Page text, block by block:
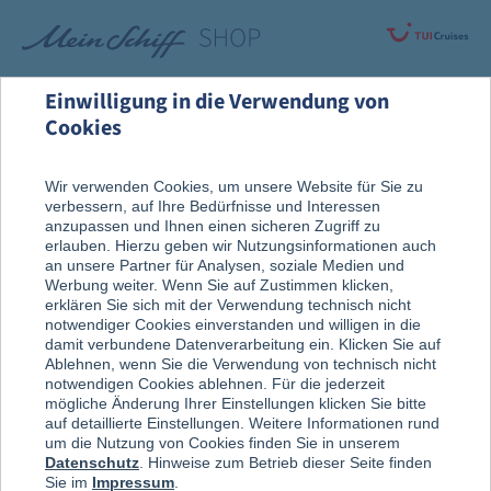
Alle Produkte
Einwilligung in die Verwendung von
Cookies
Wir verwenden Cookies, um unsere Website für Sie zu
verbessern, auf Ihre Bedürfnisse und Interessen
anzupassen und Ihnen einen sicheren Zugriff zu
erlauben. Hierzu geben wir Nutzungsinformationen auch
an unsere Partner für Analysen, soziale Medien und
Werbung weiter. Wenn Sie auf Zustimmen klicken,
erklären Sie sich mit der Verwendung technisch nicht
notwendiger Cookies einverstanden und willigen in die
damit verbundene Datenverarbeitung ein. Klicken Sie auf
Ablehnen, wenn Sie die Verwendung von technisch nicht
notwendigen Cookies ablehnen. Für die jederzeit
mögliche Änderung Ihrer Einstellungen klicken Sie bitte
auf detaillierte Einstellungen. Weitere Informationen rund
um die Nutzung von Cookies finden Sie in unserem
Datenschutz . Hinweise zum Betrieb dieser Seite finden
Sie im Impressum